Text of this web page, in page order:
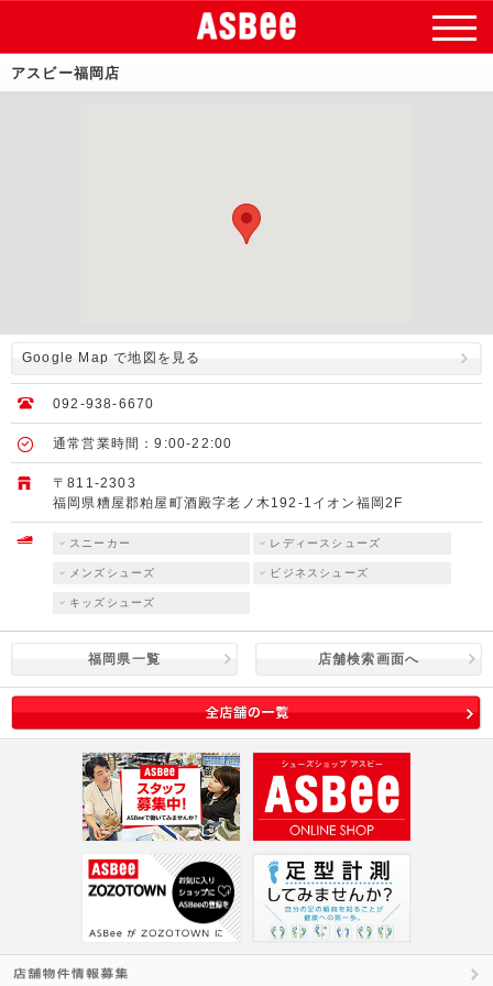
アスビー福岡店
Google Map で地図を見る
092-938-6670
通常営業時間：9:00-22:00
〒811-2303
福岡県糟屋郡粕屋町酒殿字老ノ木192-1イオン福岡2F
スニーカー レディースシューズ
メンズシューズ ビジネスシューズ
キッズシューズ
福岡県一覧 店舗検索画面へ